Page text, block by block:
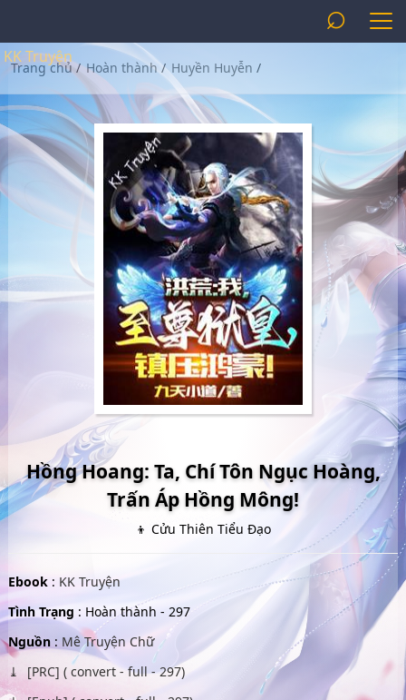
KK Truyện
⌕
Trang chủ/ Hoàn thành / Huyền Huyễn /
Hồng Hoang: Ta, Chí Tôn Ngục Hoàng,
Trấn Áp Hồng Mông!
👦 Cửu Thiên Tiểu Đạo
Ebook : KK Truyện
Tình Trạng : Hoàn thành - 297
Nguồn: Mê Truyện Chữ
[PRC] ( convert - full - 297)